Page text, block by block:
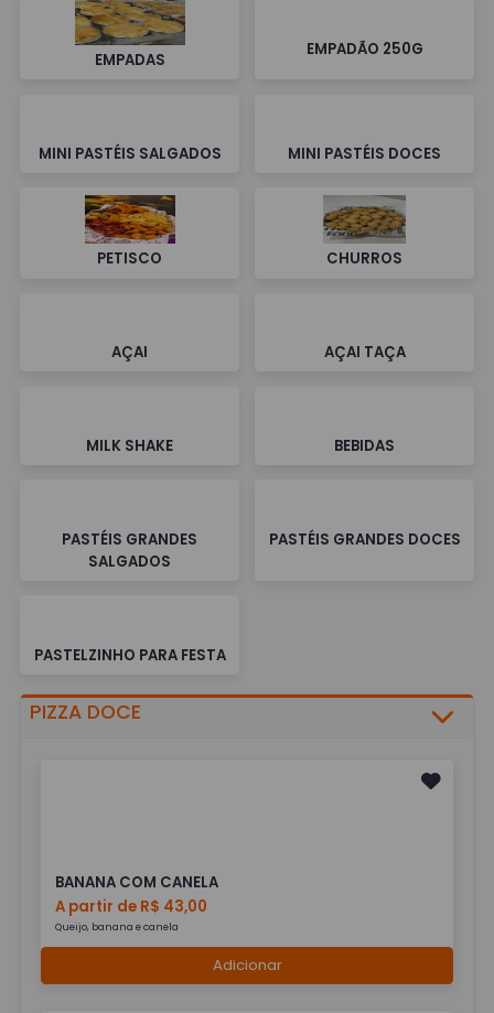
EMPADAS
EMPADÃO 250G
MINI PASTÉIS SALGADOS MINI PASTÉIS DOCES
PETISCO CHURROS
AÇAI AÇAI TAÇA
MILK SHAKE BEBIDAS
PASTÉIS GRANDES
SALGADOS
PASTÉIS GRANDES DOCES
PASTELZINHO PARA FESTA
PIZZA DOCE
BANANA COM CANELA
A partir de R$ 43,00
Queijo, banana e canela
Adicionar